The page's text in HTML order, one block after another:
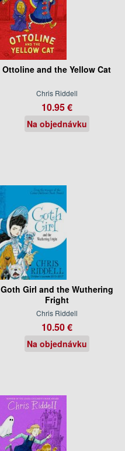
Ottoline and the Yellow Cat
Chris Riddell
10.95 €
Na objednávku
Goth Girl and the Wuthering
Fright
Chris Riddell
10.50 €
Na objednávku